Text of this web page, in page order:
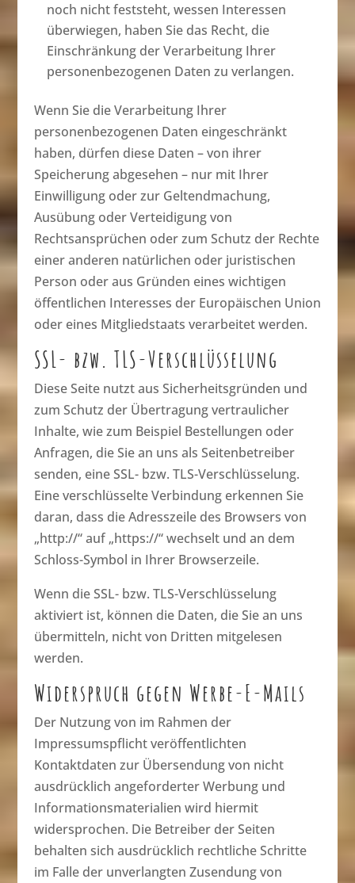
noch nicht feststeht, wessen Interessen
überwiegen, haben Sie das Recht, die
Einschränkung der Verarbeitung Ihrer
personenbezogenen Daten zu verlangen.
Wenn Sie die Verarbeitung Ihrer
personenbezogenen Daten eingeschränkt
haben, dürfen diese Daten – von ihrer
Speicherung abgesehen – nur mit Ihrer
Einwilligung oder zur Geltendmachung,
Ausübung oder Verteidigung von
Rechtsansprüchen oder zum Schutz der Rechte
einer anderen natürlichen oder juristischen
Person oder aus Gründen eines wichtigen
öffentlichen Interesses der Europäischen Union
oder eines Mitgliedstaats verarbeitet werden.
SSL- bzw. TLS-Verschlüsselung
Diese Seite nutzt aus Sicherheitsgründen und
zum Schutz der Übertragung vertraulicher
Inhalte, wie zum Beispiel Bestellungen oder
Anfragen, die Sie an uns als Seitenbetreiber
senden, eine SSL- bzw. TLS-Verschlüsselung.
Eine verschlüsselte Verbindung erkennen Sie
daran, dass die Adresszeile des Browsers von
„http://“ auf „https://“ wechselt und an dem
Schloss-Symbol in Ihrer Browserzeile.
Wenn die SSL- bzw. TLS-Verschlüsselung
aktiviert ist, können die Daten, die Sie an uns
übermitteln, nicht von Dritten mitgelesen
werden.
Widerspruch gegen Werbe-E-Mails
Der Nutzung von im Rahmen der
Impressumspflicht veröffentlichten
Kontaktdaten zur Übersendung von nicht
ausdrücklich angeforderter Werbung und
Informationsmaterialien wird hiermit
widersprochen. Die Betreiber der Seiten
behalten sich ausdrücklich rechtliche Schritte
im Falle der unverlangten Zusendung von